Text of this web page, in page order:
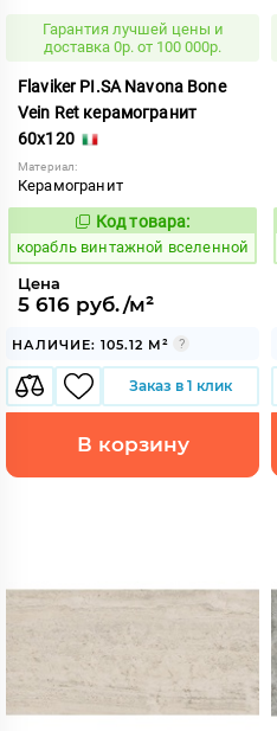
Гарантия лучшей цены и
доставка 0р. от 100 000р.
Flaviker PI.SA Navona Bone
Vein Ret керамогранит
60x120
Материал:
Керамогранит
767513
Код товара:
корабль винтажной вселенной
Цена
5 616 руб./м²
НАЛИЧИЕ: 105.12 М²
Заказ в 1 клик
В корзину